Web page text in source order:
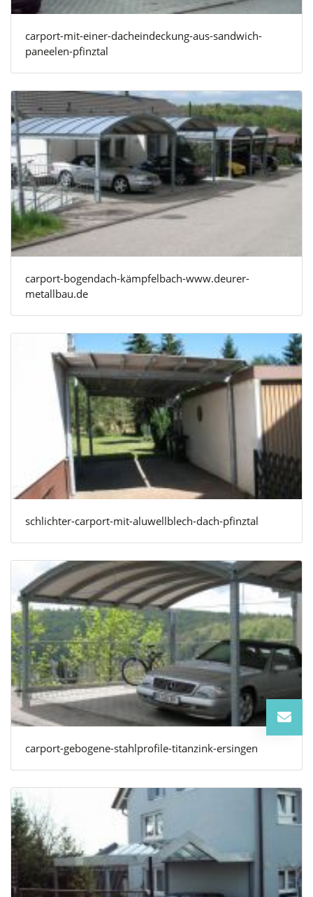
carport-mit-einer-dacheindeckung-aus-sandwich-
paneelen-pfinztal
carport-bogendach-kämpfelbach-www.deurer-
metallbau.de
schlichter-carport-mit-aluwellblech-dach-pfinztal
carport-gebogene-stahlprofile-titanzink-ersingen